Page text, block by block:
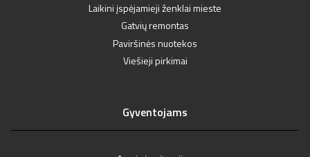
Laikini įspėjamieji ženklai mieste
Gatvių remontas
Paviršinės nuotekos
Viešieji pirkimai
Gyventojams